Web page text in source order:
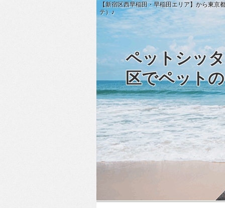
【新宿区西早稲田・早稲田エリア】から東
テ）♪
ペットシッ
区でペット